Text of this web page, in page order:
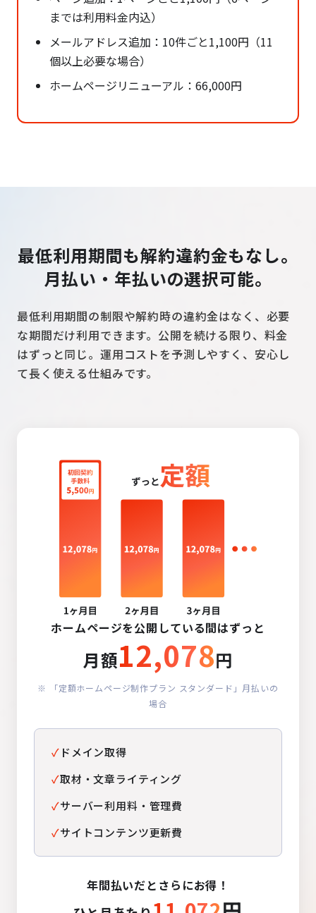
までは利用料金内込）
メールアドレス追加：10件ごと1,100円（11
個以上必要な場合）
ホームページリニューアル：66,000円
最低利用期間も解約違約金もなし。
月払い・年払いの選択可能。
最低利用期間の制限や解約時の違約金はなく、必要
な期間だけ利用できます。公開を続ける限り、料金
はずっと同じ。運用コストを予測しやすく、安心し
て長く使える仕組みです。
ホームページを公開している間はずっと
月額12,078円
※ 「定額ホームページ制作プラン スタンダード」月払いの
場合
✓ ドメイン取得
✓取材・文章ライティング
✓サーバー利用料・管理費
✓サイトコンテンツ更新費
年間払いだとさらにお得！